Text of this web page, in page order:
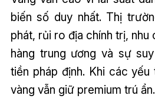
biến số duy nhất. Thị
phát, rủi ro địa chính trị,
hàng trung ương và sự
tiền pháp định. Khi các
vàng vẫn giữ premium trú ẩn.